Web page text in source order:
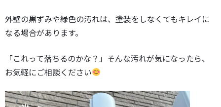
外壁の黒ずみや緑色の汚れは、塗装をしなくてもキレイに
なる場合があります。
「これって落ちるのかな？」そんな汚れが気になったら、
お気軽にご相談ください